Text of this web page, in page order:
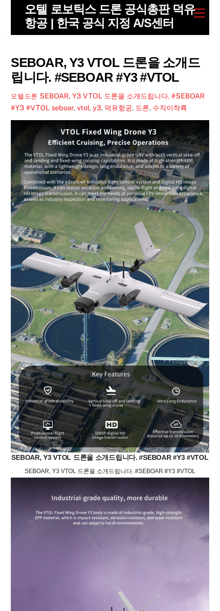
content
오텔 로보틱스 드론 공식총판 덕유
항공 | 한국 공식 지정 A/S센터
SEBOAR, Y3 VTOL 드론을 소개드
립니다. #SEBOAR #Y3 #VTOL
오텔드론 SEBOAR, Y3 VTOL 드론을 소개드립니다. #SEBOAR
#Y3 #VTOL seboar,vtol,y3, 덕유항공, 드론, 수직이착륙
SEBOAR, Y3 VTOL 드론을 소개드립니다. #SEBOAR #Y3 #VTOL
SEBOAR, Y3 VTOL 드론을 소개드립니다. #SEBOAR #Y3 #VTOL